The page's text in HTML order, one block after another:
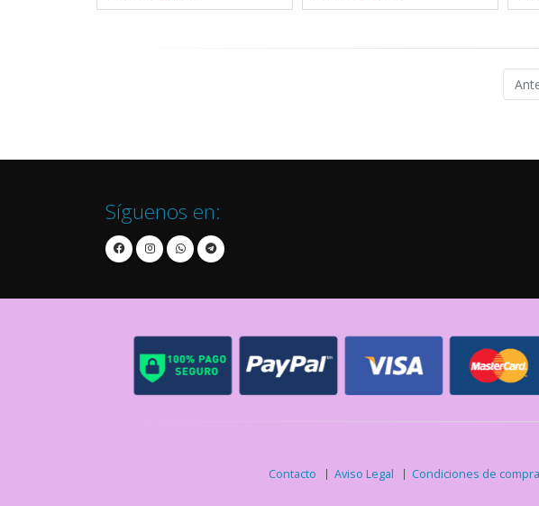
Síguenos en:
Contacto Aviso Legal Condiciones de compra